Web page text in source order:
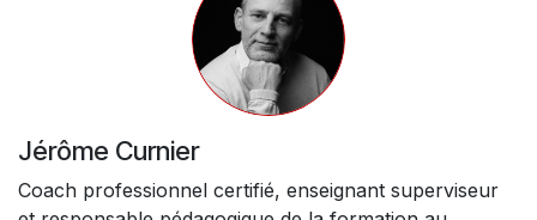
Jérôme Curnier
Coach professionnel certifié, enseignant superviseur